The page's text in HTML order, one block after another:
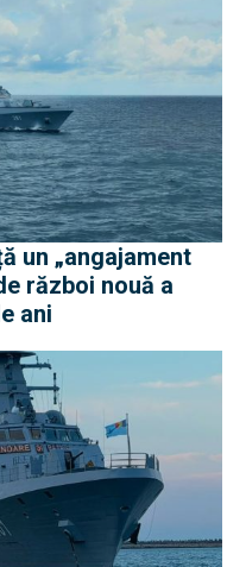
un „angajament
război nouă a
ani